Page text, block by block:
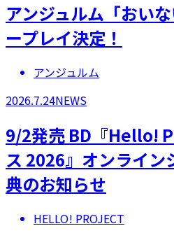
アンジュルム「おい
ープレイ決定！
アンジュルム
2026.7.24NEWS
9/2発売 BD『Hello!
ス 2026』オンライン
典のお知らせ
HELLO! PROJECT